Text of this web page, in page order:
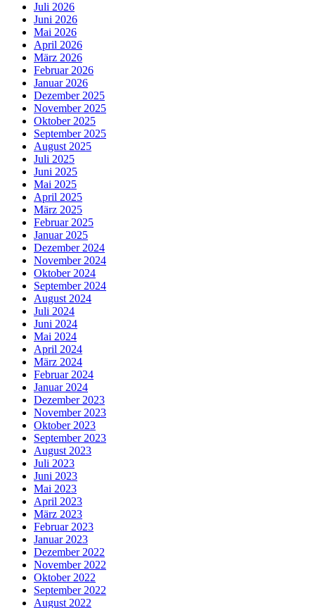
Juli 2026
Juni 2026
Mai 2026
April 2026
März 2026
Februar 2026
Januar 2026
Dezember 2025
November 2025
Oktober 2025
September 2025
August 2025
Juli 2025
Juni 2025
Mai 2025
April 2025
März 2025
Februar 2025
Januar 2025
Dezember 2024
November 2024
Oktober 2024
September 2024
August 2024
Juli 2024
Juni 2024
Mai 2024
April 2024
März 2024
Februar 2024
Januar 2024
Dezember 2023
November 2023
Oktober 2023
September 2023
August 2023
Juli 2023
Juni 2023
Mai 2023
April 2023
März 2023
Februar 2023
Januar 2023
Dezember 2022
November 2022
Oktober 2022
September 2022
August 2022